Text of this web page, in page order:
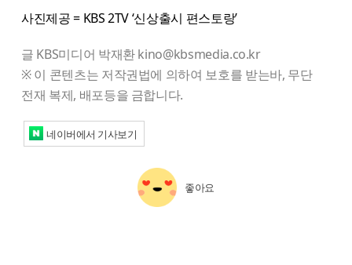
사진제공 = KBS 2TV ‘신상출시 편스토랑’
글 KBS미디어 박재환 kino@kbsmedia.co.kr
※ 이 콘텐츠는 저작권법에 의하여 보호를 받는바, 무단
전재 복제, 배포등을 금합니다.
네이버에서 기사보기
좋아요